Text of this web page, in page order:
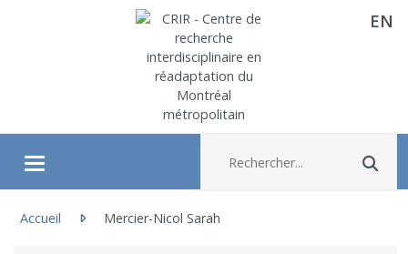
Aller directement au contenu EN
Ouvrir/fermer le menu
À propos
Accueil
Mercier-Nicol Sarah